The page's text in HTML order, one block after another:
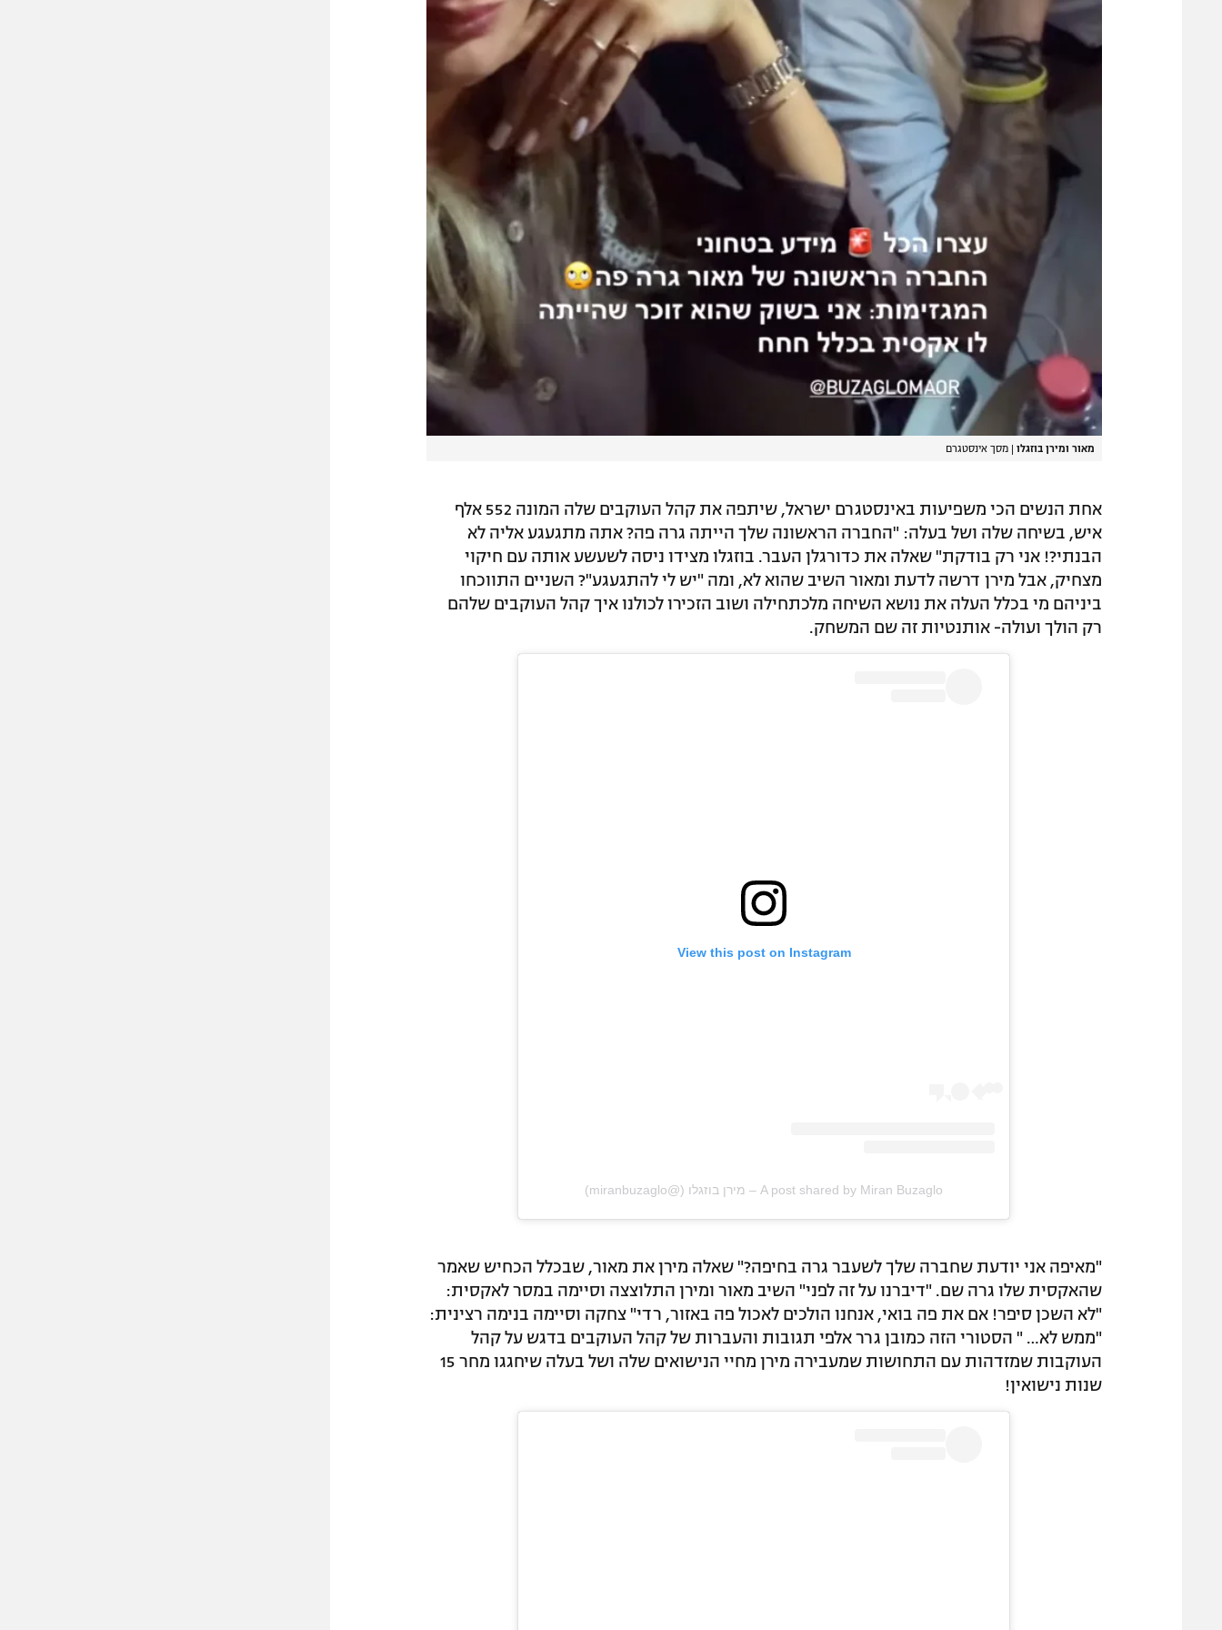
מאור ומירן בוזגלו | מסך אינסטגרם
אחת הנשים הכי משפיעות באינסטגרם ישראל, שיתפה את קהל העוקבים שלה המונה 552 אלף
איש, בשיחה שלה ושל בעלה: "החברה הראשונה שלך הייתה גרה פה? אתה מתגעגע אליה לא
הבנתי?! אני רק בודקת" שאלה את כדורגלן העבר. בוזגלו מצידו ניסה לשעשע אותה עם חיקוי
מצחיק, אבל מירן דרשה לדעת ומאור השיב שהוא לא, ומה "יש לי להתגעגע"? השניים התווכחו
ביניהם מי בכלל העלה את נושא השיחה מלכתחילה ושוב הזכירו לכולנו איך קהל העוקבים שלהם
רק הולך ועולה- אותנטיות זה שם המשחק.
View this post on Instagram
A post shared by Miran Buzaglo – מירן בוזגלו (@miranbuzaglo)
"מאיפה אני יודעת שחברה שלך לשעבר גרה בחיפה?" שאלה מירן את מאור, שבכלל הכחיש שאמר
שהאקסית שלו גרה שם. "דיברנו על זה לפני" השיב מאור ומירן התלוצצה וסיימה במסר לאקסית:
"לא השכן סיפר! אם את פה בואי, אנחנו הולכים לאכול פה באזור, רדי" צחקה וסיימה בנימה רצינית:
"ממש לא… " הסטורי הזה כמובן גרר אלפי תגובות והעברות של קהל העוקבים בדגש על קהל
העוקבות שמזדהות עם התחושות שמעבירה מירן מחיי הנישואים שלה ושל בעלה שיחגגו מחר 15
שנות נישואין!